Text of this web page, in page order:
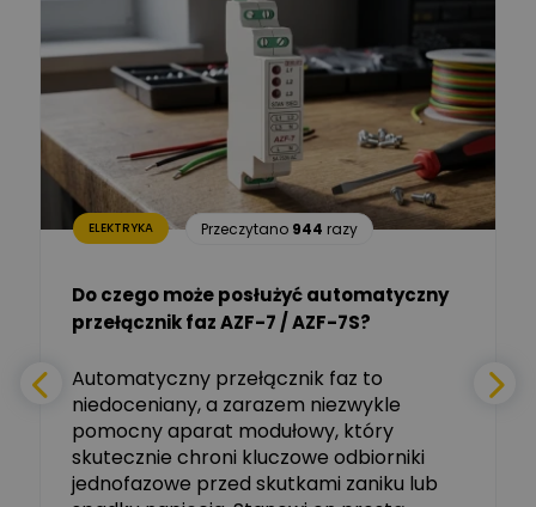
Łukasz Barton
Ekspert mgr inż. elektronik
i informatyk, Hager Polska
Sp. z o.o.
Zadaj pytanie
Aleksander NKT
Ekspert Zadaj pytanie
Tomasz Salak
Ekspert
Ekspert ABB
Ekspert, ABB Zadaj pytanie
Michał Szulborski
ELEKTRYKA Przeczytano 944 razy
Do czego może posłużyć automatyczny
przełącznik faz AZF-7 / AZF-7S?
Automatyczny przełącznik faz to
niedoceniany, a zarazem niezwykle
pomocny aparat modułowy, który
skutecznie chroni kluczowe odbiorniki
jednofazowe przed skutkami zaniku lub